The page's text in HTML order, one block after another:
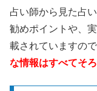
占い師から見た占
勧めポイントや、
載されていますので
な情報はすべてそ